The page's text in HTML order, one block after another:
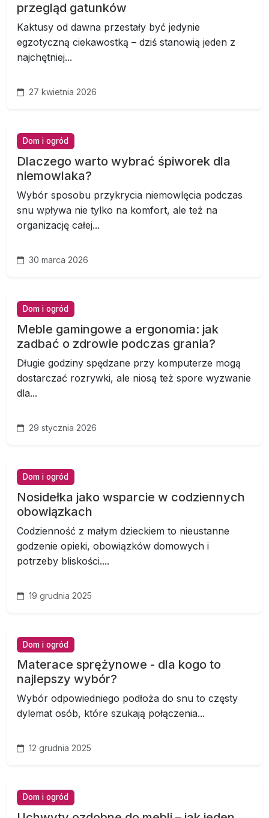
przegląd gatunków
Kaktusy od dawna przestały być jedynie
egzotyczną ciekawostką – dziś stanowią jeden z
najchętniej...
27 kwietnia 2026
Dom i ogród
Dlaczego warto wybrać śpiworek dla
niemowlaka?
Wybór sposobu przykrycia niemowlęcia podczas
snu wpływa nie tylko na komfort, ale też na
organizację całej...
30 marca 2026
Dom i ogród
Meble gamingowe a ergonomia: jak
zadbać o zdrowie podczas grania?
Długie godziny spędzane przy komputerze mogą
dostarczać rozrywki, ale niosą też spore wyzwanie
dla...
29 stycznia 2026
Dom i ogród
Nosidełka jako wsparcie w codziennych
obowiązkach
Codzienność z małym dzieckiem to nieustanne
godzenie opieki, obowiązków domowych i
potrzeby bliskości....
19 grudnia 2025
Dom i ogród
Materace sprężynowe - dla kogo to
najlepszy wybór?
Wybór odpowiedniego podłoża do snu to częsty
dylemat osób, które szukają połączenia...
12 grudnia 2025
Dom i ogród